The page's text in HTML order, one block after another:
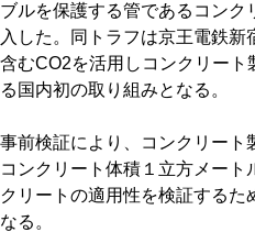
ブルを保護する管であるコン
入した。同トラフは京王電鉄
含むCO2を活用しコンクリー
る国内初の取り組みとなる。
事前検証により、コンクリー
コンクリート体積１立方メー
クリートの適用性を検証する
なる。